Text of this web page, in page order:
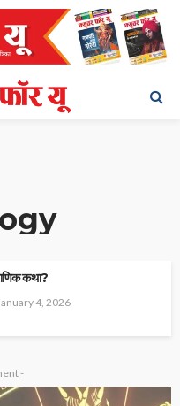
कथा?
4, 2026
-